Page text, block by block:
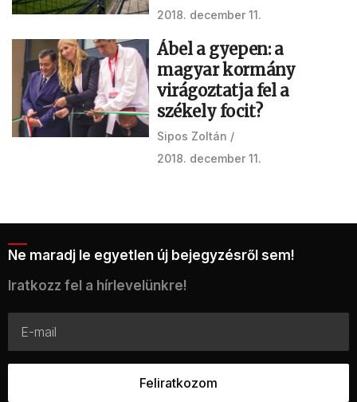
2018. december 11.
Ábel a gyepen: a
magyar kormány
virágoztatja fel a
székely focit?
Sipos Zoltán
2018. december 11.
Ne maradj le egyetlen új bejegyzésről sem!
Iratkozz fel a hírlevelünkre!